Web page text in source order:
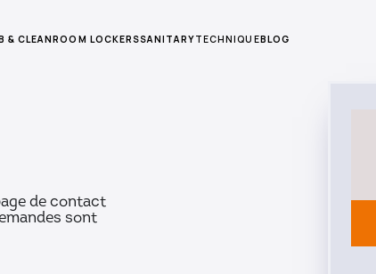
& CLEANROOM LOCKERSSANITARYTECHNIQUEBLOG
de contact
sont